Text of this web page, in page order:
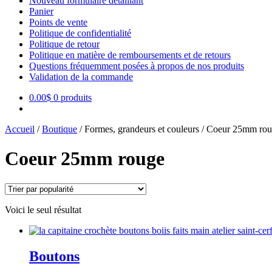
Panier
Points de vente
Politique de confidentialité
Politique de retour
Politique en matière de remboursements et de retours
Questions fréquemment posées à propos de nos produits
Validation de la commande
0.00$ 0 produits
Accueil /Boutique /Formes, grandeurs et couleurs /Coeur 25mm
Coeur 25mm rouge
Voici le seul résultat
Boutons